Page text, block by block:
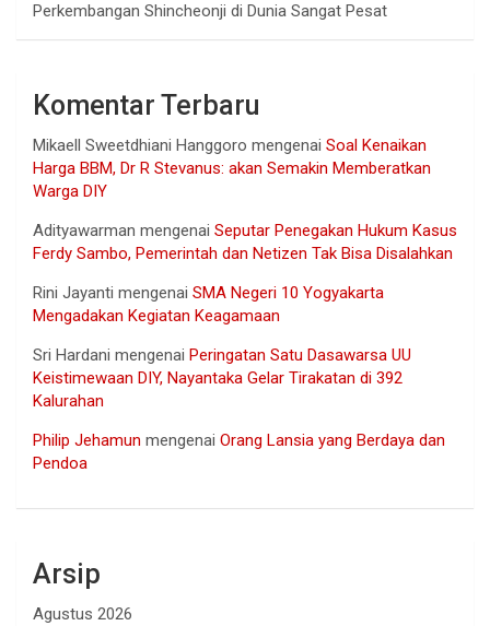
Perkembangan Shincheonji di Dunia Sangat Pesat
Komentar Terbaru
Mikaell Sweetdhiani Hanggoro mengenai Soal Kenaikan
Harga BBM, Dr R Stevanus: akan Semakin Memberatkan
Warga DIY
Adityawarman mengenai Seputar Penegakan Hukum Kasus
Ferdy Sambo, Pemerintah dan Netizen Tak Bisa Disalahkan
Rini Jayanti mengenai SMA Negeri 10 Yogyakarta
Mengadakan Kegiatan Keagamaan
Sri Hardani mengenai Peringatan Satu Dasawarsa UU
Keistimewaan DIY, Nayantaka Gelar Tirakatan di 392
Kalurahan
Philip Jehamun mengenai Orang Lansia yang Berdaya dan
Pendoa
Arsip
Agustus 2026